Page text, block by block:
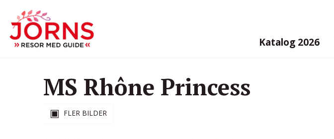
Katalog 2026
MS Rhône Princess
FLER BILDER